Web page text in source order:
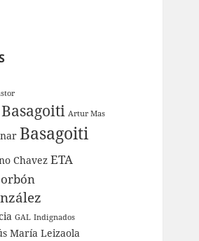
Artur Mas
Basagoiti
Chavez ETA
GAL Indignados
María Leizaola